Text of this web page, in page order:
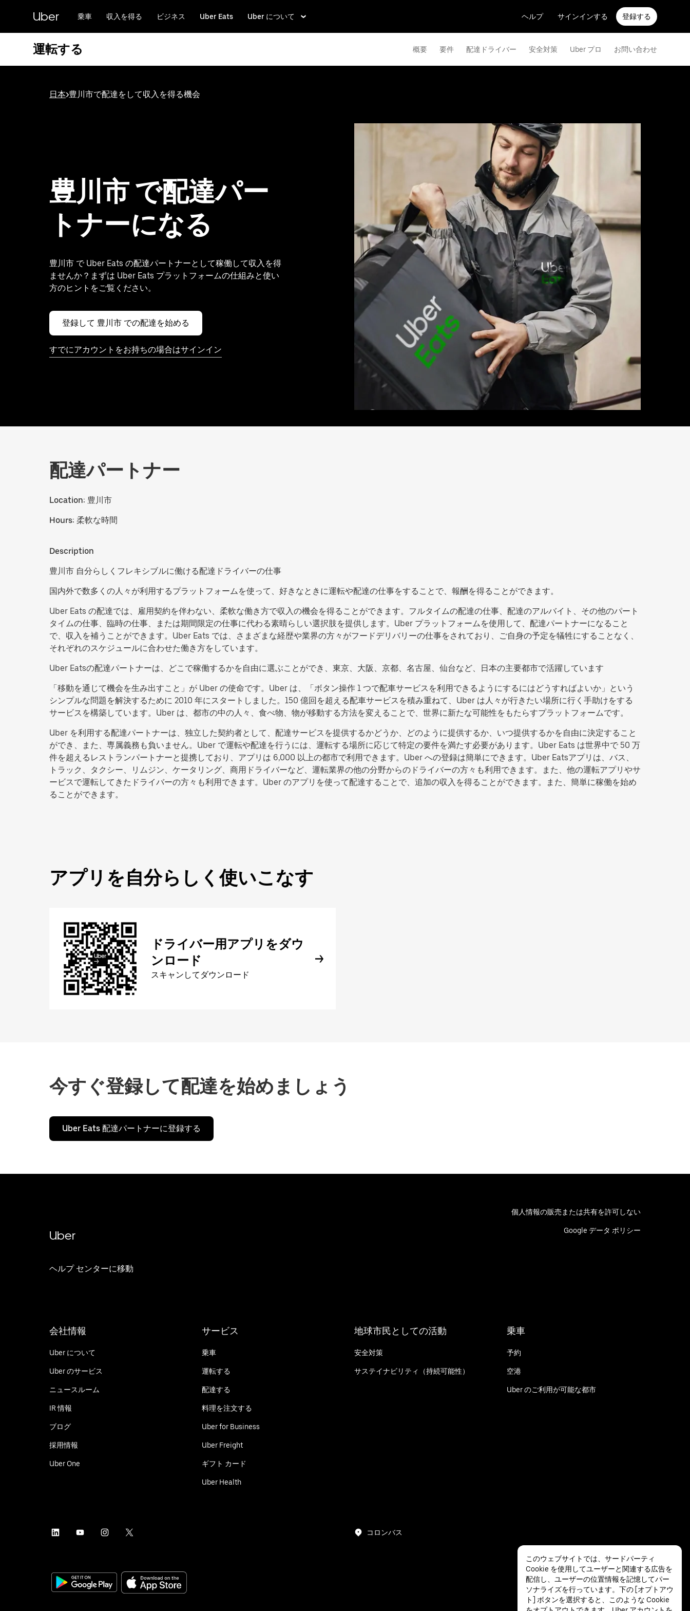
ン
Uber 乗車 収入を得る ビジネス Uber Eats Uber について ヘルプ サインインする 登録する
運転する 概要 要件 配達ドライバー 安全対策 Uber プロ お問い合わせ
日本>豊川市で配達をして収入を得る機会
豊川市 で配達パー
トナーになる
豊川市 で Uber Eats の配達パートナーとして稼働して収入を得
ませんか？まずは Uber Eats プラットフォームの仕組みと使い
方のヒントをご覧ください。
登録して 豊川市 での配達を始める
すでにアカウントをお持ちの場合はサインイン
配達パートナー
Location: 豊川市
Hours: 柔軟な時間
Description
豊川市 自分らしくフレキシブルに働ける配達ドライバーの仕事
国内外で数多くの人々が利用するプラットフォームを使って、好きなときに運転や配達の仕事をすることで、報酬を得ることができます。
Uber Eats の配達では、雇用契約を伴わない、柔軟な働き方で収入の機会を得ることができます。フルタイムの配達の仕事、配達のアルバイト、その他のパート
タイムの仕事、臨時の仕事、または期間限定の仕事に代わる素晴らしい選択肢を提供します。Uber プラットフォームを使用して、配達パートナーになること
で、収入を補うことができます。Uber Eats では、さまざまな経歴や業界の方々がフードデリバリーの仕事をされており、ご自身の予定を犠牲にすることなく、
それぞれのスケジュールに合わせた働き方をしています。
Uber Eatsの配達パートナーは、どこで稼働するかを自由に選ぶことができ、東京、大阪、京都、名古屋、仙台など、日本の主要都市で活躍しています
「移動を通じて機会を生み出すこと」が Uber の使命です。Uber は、「ボタン操作 1 つで配車サービスを利用できるようにするにはどうすればよいか」という
シンプルな問題を解決するために 2010 年にスタートしました。150 億回を超える配車サービスを積み重ねて、Uber は人々が行きたい場所に行く手助けをする
サービスを構築しています。Uber は、都市の中の人々、食べ物、物が移動する方法を変えることで、世界に新たな可能性をもたらすプラットフォームです。
Uber を利用する配達パートナーは、独立した契約者として、配達サービスを提供するかどうか、どのように提供するか、いつ提供するかを自由に決定すること
ができ、また、専属義務も負いません。Uber で運転や配達を行うには、運転する場所に応じて特定の要件を満たす必要があります。Uber Eats は世界中で 50 万
件を超えるレストランパートナーと提携しており、アプリは 6,000 以上の都市で利用できます。Uber への登録は簡単にできます。Uber Eatsアプリは、バス、
トラック、タクシー、リムジン、ケータリング、商用ドライバーなど、運転業界の他の分野からのドライバーの方々も利用できます。また、他の運転アプリやサ
ービスで運転してきたドライバーの方々も利用できます。Uber のアプリを使って配達することで、追加の収入を得ることができます。また、簡単に稼働を始め
ることができます。
アプリを自分らしく使いこなす
ドライバー用アプリをダウ
ンロード
スキャンしてダウンロード
今すぐ登録して配達を始めましょう
Uber Eats 配達パートナーに登録する
Uber
ヘルプ センターに移動
個人情報の販売または共有を許可しない
Google データ ポリシー
会社情報
Uber について
Uber のサービス
ニュースルーム
IR 情報
ブログ
採用情報
Uber One
サービス
乗車
運転する
配達する
料理を注文する
Uber for Business
Uber Freight
ギフト カード
Uber Health
地球市民としての活動
安全対策
サステイナビリティ（持続可能性）
乗車
予約
空港
Uber のご利用が可能な都市
コロンバス
このウェブサイトでは、サードパーティ
Cookie を使用してユーザーと関連する広告を
配信し、ユーザーの位置情報を記憶してパー
ソナライズを行っています。下の [オプトアウ
ト] ボタンを選択すると、このような Cookie